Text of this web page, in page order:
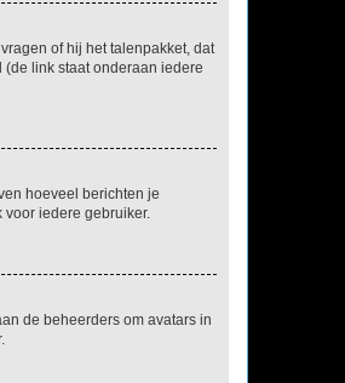
of hij het talenpakket, dat
link staat onderaan iedere
hoeveel berichten je
iedere gebruiker.
de beheerders om avatars in